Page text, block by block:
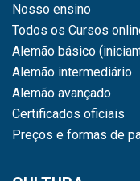
Nosso ensino
Todos os Cursos
Alemão básico
Alemão intermediário
Alemão avançado
Certificados oficiais
Preços e formas de